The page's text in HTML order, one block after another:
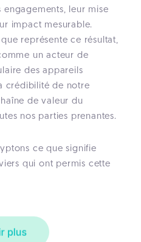
leur mise
impact mesurable.
représente ce résultat,
un acteur de
des appareils
crédibilité de notre
de valeur du
nos parties prenantes.
ce que signifie
qui ont permis cette